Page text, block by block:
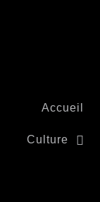
Accueil
Culture